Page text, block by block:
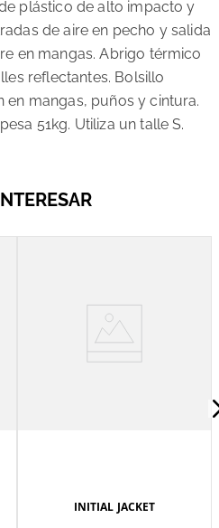
plástico de alto impacto y
de aire en pecho y salida
en mangas. Abrigo térmico
reflectantes. Bolsillo
en mangas, puños y cintura.
51kg. Utiliza un talle S.
INITIAL JACKET